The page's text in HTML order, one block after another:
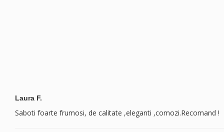
Laura F.
Saboti foarte frumosi, de calitate ,eleganti ,comozi.Recomand !